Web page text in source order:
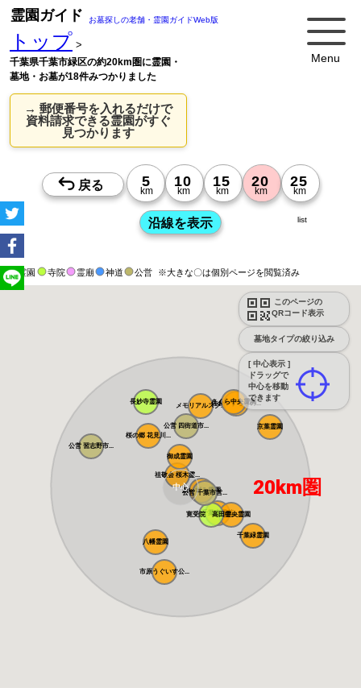
Menu
霊園ガイド お墓探しの老舗・霊園ガイドWeb版
トップ >
千葉県千葉市緑区の約20km圏に霊園・
墓地・お墓が18件みつかりました
→ 郵便番号を入れるだけで
資料請求できる霊園がすぐ
見つかります
霊園 寺院 霊廟 神道 公営 ※大きな〇は個別ページを閲覧済み
このページの
QRコード表示
墓地タイプの絞り込み
[ 中心表示 ]
ドラッグで
中心を移動
できます
list
京葉霊園
長妙寺霊園
メモリアルスク...
千葉東霊苑
桜の郷 花見川...
佐倉やすらぎの...
市原うぐいす公...
さくら中央霊園
千葉緑霊園
祖敬会 桜木霊...
千葉中央霊園
新いずみ霊園
八幡霊園
御成霊園
寛受院 高田霊...
公営 習志野市...
公営 千葉市営...
公営 四街道市...
中心 20km圏